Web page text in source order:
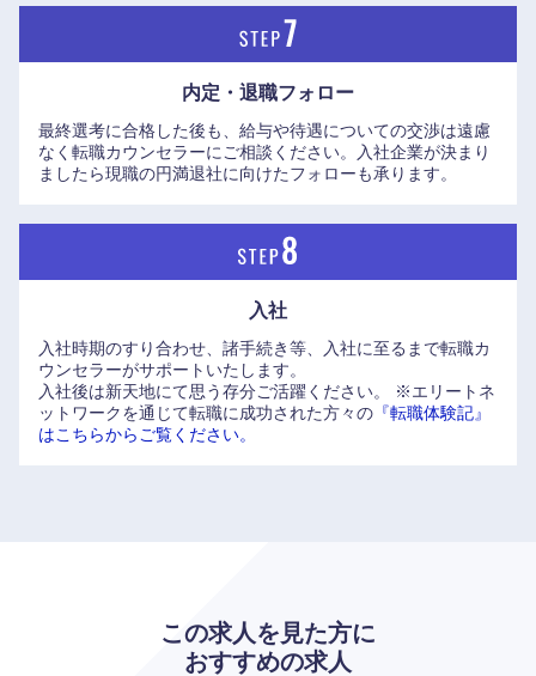
内定・退職フォロー
最終選考に合格した後も、給与や待遇についての交渉は遠慮
なく転職カウンセラーにご相談ください。入社企業が決まり
ましたら現職の円満退社に向けたフォローも承ります。
入社
入社時期のすり合わせ、諸手続き等、入社に至るまで転職カ
ウンセラーがサポートいたします。
入社後は新天地にて思う存分ご活躍ください。
※エリートネ
ットワークを通じて転職に成功された方々の 『転職体験記』
はこちらからご覧ください。
この求人を見た方に
おすすめの求人
中国・四国地方
鳥取県 島根県
山口県 徳島県
香川県 愛媛県